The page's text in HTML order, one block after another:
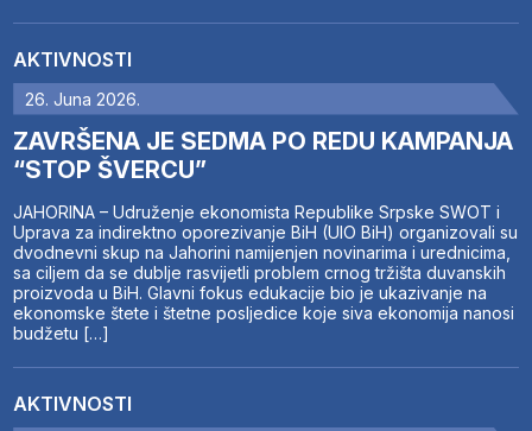
AKTIVNOSTI
26. Juna 2026.
ZAVRŠENA JE SEDMA PO REDU KAMPANJA
“STOP ŠVERCU”
JAHORINA – Udruženje ekonomista Republike Srpske SWOT i
Uprava za indirektno oporezivanje BiH (UIO BiH) organizovali su
dvodnevni skup na Jahorini namijenjen novinarima i urednicima,
sa ciljem da se dublje rasvijetli problem crnog tržišta duvanskih
proizvoda u BiH. Glavni fokus edukacije bio je ukazivanje na
ekonomske štete i štetne posljedice koje siva ekonomija nanosi
budžetu […]
AKTIVNOSTI